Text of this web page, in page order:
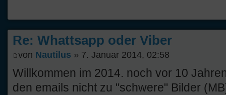
Re: Whattsapp oder Viber
von Nautilus » 7. Januar 2014, 02:58
Willkommen im 2014. noch vor 10
den emails nicht zu "schwere" Bilder